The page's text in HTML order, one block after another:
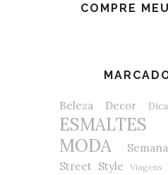
COMPRE
Beleza Decor
ESMALTES
MODA
Street Style
Viagens